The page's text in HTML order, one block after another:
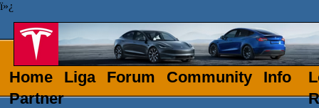
ï»¿
Home Liga Forum Community
Info
Partner